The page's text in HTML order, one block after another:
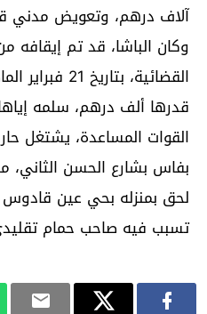
آلاف درهم، وتعويض مدني
وكان الباشا، قد تم إيقافه
القضائية،
قدرها ألف درهم، سلمه
القوات المساعدة، يشتغل
بفاس بشارع الحسن الثاني،
لحق بمنزله بحي عين قادوس
تسبب فيه صاحب حمام